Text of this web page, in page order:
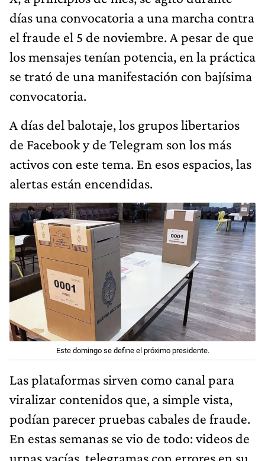
días una convocatoria a una marcha contra
el fraude el 5 de noviembre. A pesar de que
los mensajes tenían potencia, en la práctica
se trató de una manifestación con bajísima
convocatoria.
A días del balotaje, los grupos libertarios
de Facebook y de Telegram son los más
activos con este tema. En esos espacios, las
alertas están encendidas.
Este domingo se define el próximo presidente.
Las plataformas sirven como canal para
viralizar contenidos que, a simple vista,
podían parecer pruebas cabales de fraude.
En estas semanas se vio de todo: videos de
urnas vacías, telegramas con errores en su